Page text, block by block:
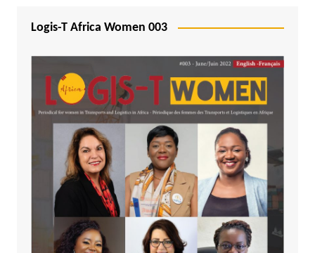
Logis-T Africa Women 003